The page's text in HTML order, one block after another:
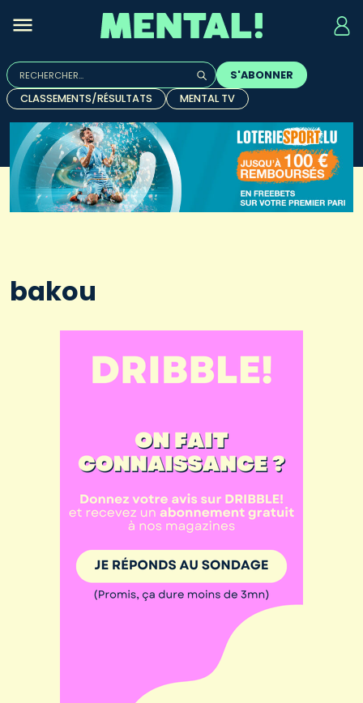
Rechercher :
Quand les résultats de l'auto-complétion sont
S'ABONNER
CLASSEMENTS/RÉSULTATS
MENTAL TV
bakou